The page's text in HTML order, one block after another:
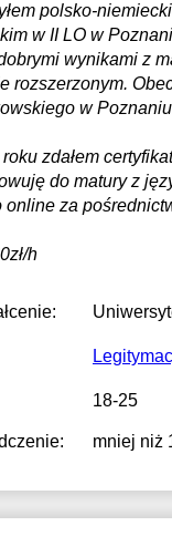
polsko-
w II LO w
wynikami z
rozszerzonym.
w
zdałem
do matury z
online za
h
18-25
mniej niż